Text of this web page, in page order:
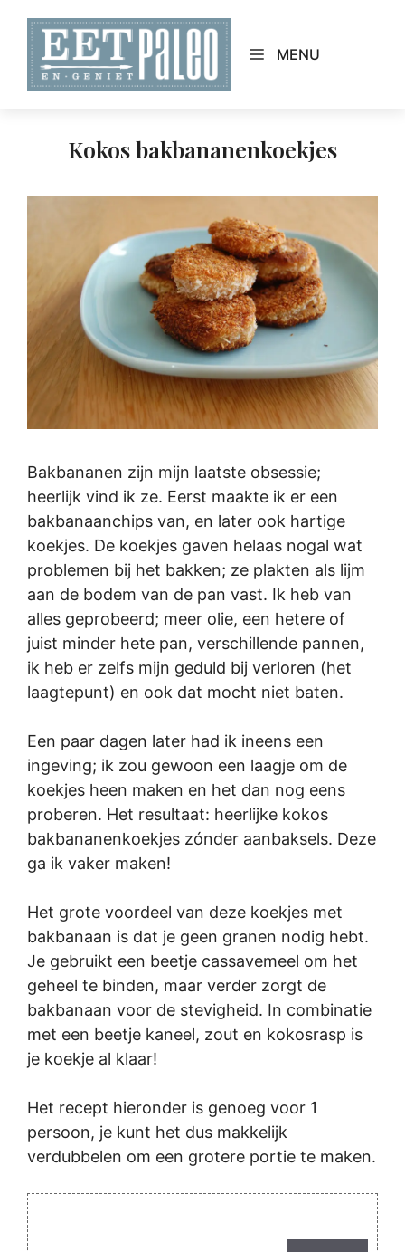
content
MENU
Kokos bakbananenkoekjes
Bakbananen zijn mijn laatste obsessie;
heerlijk vind ik ze. Eerst maakte ik er een
bakbanaanchips van, en later ook hartige
koekjes. De koekjes gaven helaas nogal wat
problemen bij het bakken; ze plakten als lijm
aan de bodem van de pan vast. Ik heb van
alles geprobeerd; meer olie, een hetere of
juist minder hete pan, verschillende pannen,
ik heb er zelfs mijn geduld bij verloren (het
laagtepunt) en ook dat mocht niet baten.
Een paar dagen later had ik ineens een
ingeving; ik zou gewoon een laagje om de
koekjes heen maken en het dan nog eens
proberen. Het resultaat: heerlijke kokos
bakbananenkoekjes zónder aanbaksels. Deze
ga ik vaker maken!
Het grote voordeel van deze koekjes met
bakbanaan is dat je geen granen nodig hebt.
Je gebruikt een beetje cassavemeel om het
geheel te binden, maar verder zorgt de
bakbanaan voor de stevigheid. In combinatie
met een beetje kaneel, zout en kokosrasp is
je koekje al klaar!
Het recept hieronder is genoeg voor 1
persoon, je kunt het dus makkelijk
verdubbelen om een grotere portie te maken.